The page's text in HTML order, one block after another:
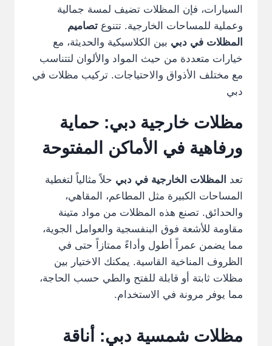
السيارات، فإن المظلات تضيف لمسة جمالية
وعملية للمساحات الخارجية. تتنوع تصاميم
المظلات في دبي بين الكلاسيكية والحديثة، مع
خيارات متعددة من حيث المواد والألوان لتتناسب
مع مختلف الأذواق والاحتياجات. تركيب مظلات في
دبي
مظلات خارجية دبي: حماية
ورفاهية في الأماكن المفتوحة
تعد المظلات الخارجية في دبي حلاً مثالياً لتغطية
المساحات الكبيرة مثل المطاعم، المقاهي،
والحدائق. تصنع هذه المظلات من مواد متينة
مقاومة للأشعة فوق البنفسجية والعوامل الجوية،
مما يضمن عمراً أطول وأداءً ممتازاً حتى في
الظروف المناخية القاسية. يمكنك الاختيار بين
مظلات ثابتة أو قابلة للفتح والطي حسب الحاجة،
مما يوفر مرونة في الاستخدام.
مظلات شمسية دبي: أناقة